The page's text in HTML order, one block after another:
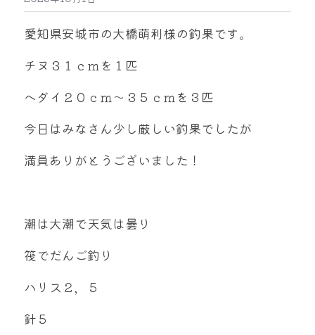
駐車場
お問い合わせ
0597-32-0573
mtok0617love@yahoo.co.jp
愛知県安城市の大橋萌利様の釣果です。
チヌ３１ｃｍを１匹
ヘダイ２０ｃｍ～３５ｃｍを３匹
今日はみなさん少し厳しい釣果でしたが
満員ありがとうございました！
潮は大潮で天気は曇り
筏でだんご釣り
ハリス２，５
針５